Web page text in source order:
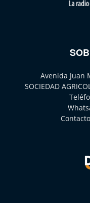
Avenida Juan
SOCIEDAD